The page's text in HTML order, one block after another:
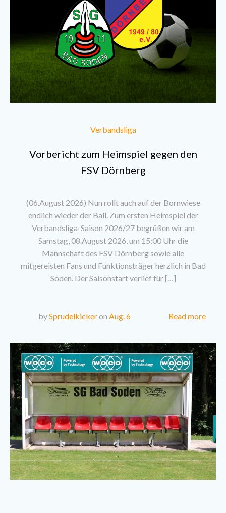
Verbandsliga
Vorbericht zum Heimspiel gegen den
FSV Dörnberg
(06.August 2026) Nun rollt auch auf der Bornwiese
endlich wieder der Ball. Zum ersten Heimspiel der
Verbandsliga-Saison 2026/27 begrüßen wir am
Samstag, 08.August 2026, um 15:00 Uhr die
Mannschaft des FSV Dörnberg sowie alle
mitgereisten Fans und Funktionsträger herzlich in Bad
Soden. Der Saisonstart verlief für […]
bySprudelkickeron Aug. 6 Read more